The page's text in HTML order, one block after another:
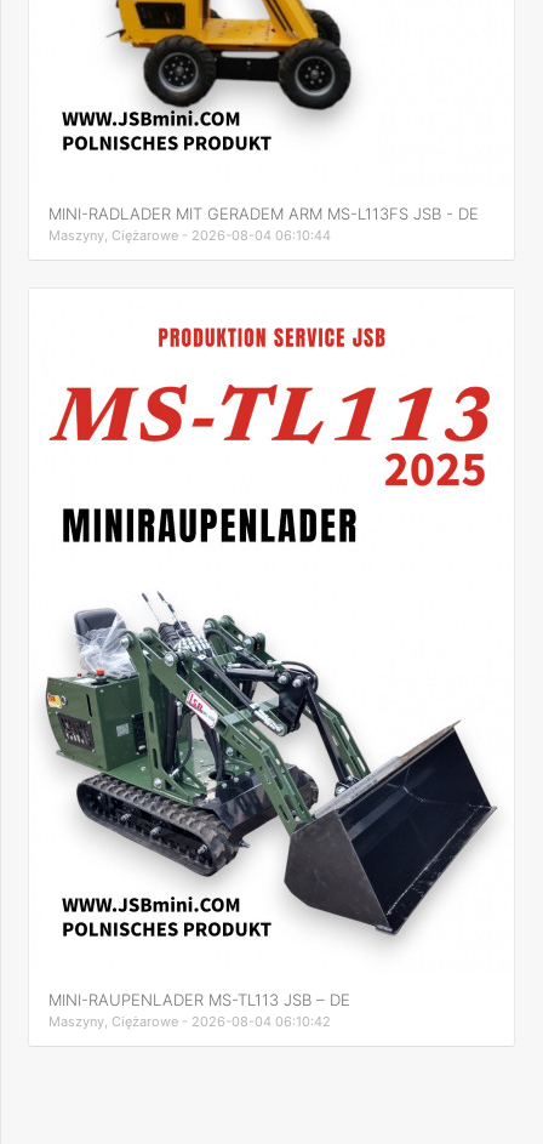
MINI-RADLADER MIT GERADEM ARM MS-L113FS JSB - DE
Maszyny, Ciężarowe - 2026-08-04 06:10:44
MINI-RAUPENLADER MS-TL113 JSB – DE
Maszyny, Ciężarowe - 2026-08-04 06:10:42